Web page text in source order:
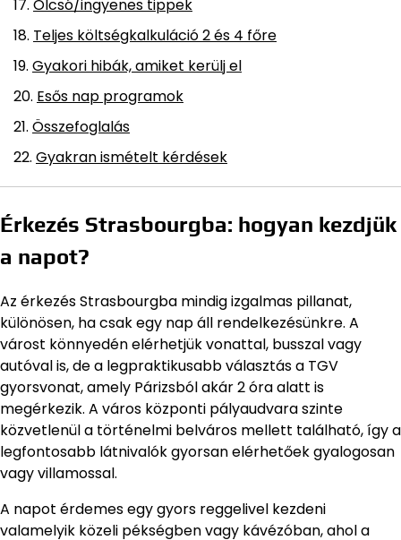
Olcsó/ingyenes tippek
Teljes költségkalkuláció 2 és 4 főre
Gyakori hibák, amiket kerülj el
Esős nap programok
Összefoglalás
Gyakran ismételt kérdések
Érkezés Strasbourgba: hogyan kezdjük
a napot?
Az érkezés Strasbourgba mindig izgalmas pillanat,
különösen, ha csak egy nap áll rendelkezésünkre. A
várost könnyedén elérhetjük vonattal, busszal vagy
autóval is, de a legpraktikusabb választás a TGV
gyorsvonat, amely Párizsból akár 2 óra alatt is
megérkezik. A város központi pályaudvara szinte
közvetlenül a történelmi belváros mellett található, így a
legfontosabb látnivalók gyorsan elérhetőek gyalogosan
vagy villamossal.
A napot érdemes egy gyors reggelivel kezdeni
valamelyik közeli pékségben vagy kávézóban, ahol a